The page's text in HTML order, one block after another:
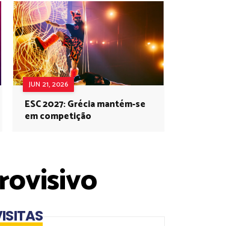
JUN 21, 2026
ESC 2027: Grécia mantém-se
em competição